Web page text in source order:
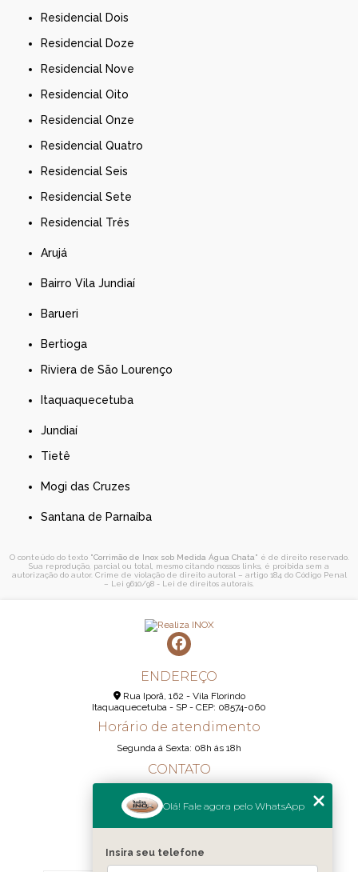
Residencial Dois
Residencial Doze
Residencial Nove
Residencial Oito
Residencial Onze
Residencial Quatro
Residencial Seis
Residencial Sete
Residencial Três
Arujá
Bairro Vila Jundiaí
Barueri
Bertioga
Riviera de São Lourenço
Itaquaquecetuba
Jundiaí
Tietê
Mogi das Cruzes
Santana de Parnaíba
O conteúdo do texto "Corrimão de Inox sob Medida Água Chata" é de direito reservado.
Sua reprodução, parcial ou total, mesmo citando nossos links, é proibida sem a
autorização do autor. Crime de violação de direito autoral – artigo 184 do Código Penal
– Lei 9610/98 - Lei de direitos autorais.
ENDEREÇO
Rua Iporã, 162 - Vila Florindo
Itaquaquecetuba - SP - CEP: 08574-060
Horário de atendimento
Segunda á Sexta: 08h ás 18h
CONTATO
(11) 98189-1344
MENU
Olá! Fale agora pelo WhatsApp
Insira seu telefone